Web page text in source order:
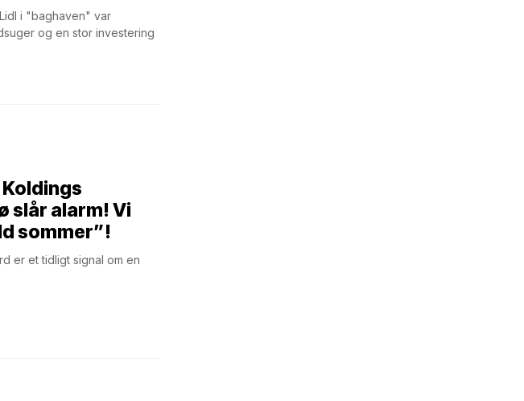
i "baghaven" var
og en stor investering
slår alarm! Vi
sommer”!
er et tidligt signal om en